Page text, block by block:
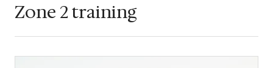
Zone 2 training